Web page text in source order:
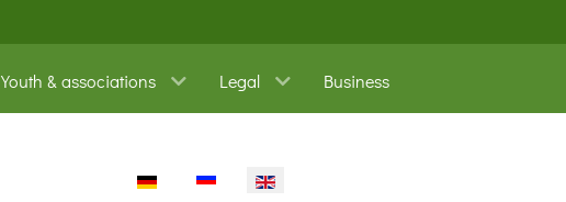
Youth & associations Legal Business
Select your language